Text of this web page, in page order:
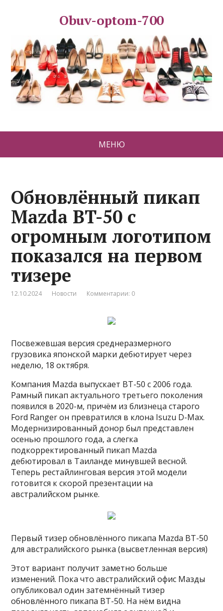
Obuv-optom-700
МЕНЮ
Обновлённый пикап
Mazda BT-50 с
огромным логотипом
показался на первом
тизере
12.10.2024 Новости Комментарии: 0
Посвежевшая версия среднеразмерного
грузовика японской марки дебютирует через
неделю, 18 октября.
Компания Mazda выпускает BT-50 с 2006 года.
Рамный пикап актуального третьего поколения
появился в 2020-м, причём из близнеца старого
Ford Ranger он превратился в клона Isuzu D-Max.
Модернизированный донор был представлен
осенью прошлого года, а слегка
подкорректированный пикап Mazda
дебютировал в Таиланде минувшей весной.
Теперь рестайлинговая версия этой модели
готовится к скорой презентации на
австралийском рынке.
Первый тизер обновлённого пикапа Mazda BT-50
для австралийского рынка (высветленная версия)
Этот вариант получит заметно больше
изменений. Пока что австралийский офис Мазды
опубликовал один затемнённый тизер
обновлённого пикапа BT-50. На нём видна